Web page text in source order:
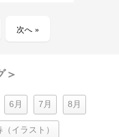
次へ »
＞
6月 7月 8月
（イラスト）